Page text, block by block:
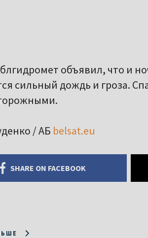
объявил, что и
сильный дождь и гроза.
/ АБ belsat.eu
SHARE ON FACEBOOK